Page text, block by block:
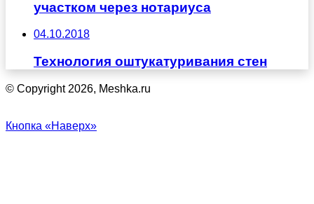
участком через нотариуса
04.10.2018
Технология оштукатуривания стен
© Copyright 2026, Meshka.ru
Кнопка «Наверх»